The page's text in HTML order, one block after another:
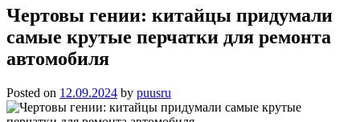
Чертовы гении: китайцы придумали
самые крутые перчатки для ремонта
автомобиля
Posted on 12.09.2024 by puusru